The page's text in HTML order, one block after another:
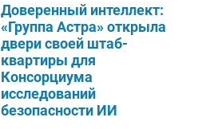
Доверенный интеллект:
«Группа Астра» открыла
двери своей штаб-
квартиры для
Консорциума
исследований
безопасности ИИ